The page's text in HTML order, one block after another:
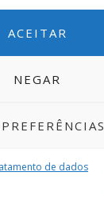
ACEITAR
NEGAR
de dados